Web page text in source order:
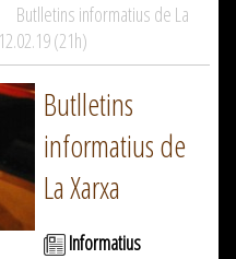
Butlletins informatius de La
(21h)
Butlletins
informatius de
La Xarxa
Informatius